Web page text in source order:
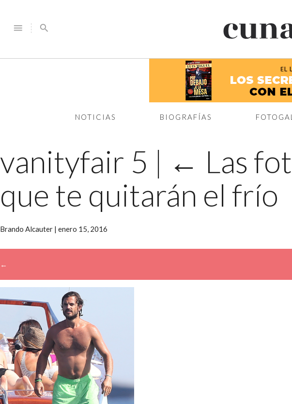
menu search
NOTICIAS BIOGRAFÍAS
vanityfair 5 | ← Las
que te quitarán el frío
Brando Alcauter | enero 15, 2016
←